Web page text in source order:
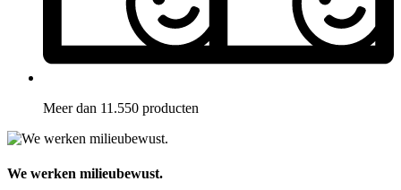
Meer dan 11.550 producten
We werken milieubewust.